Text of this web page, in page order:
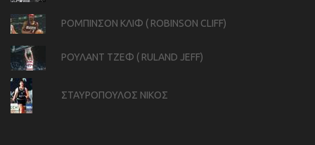
ΡΟΜΠΙΝΣΟΝ ΚΛΙΦ ( ROBINSON CLIFF)
ΡΟΥΛΑΝΤ ΤΖΕΦ ( RULAND JEFF)
ΣΤΑΥΡΟΠΟΥΛΟΣ ΝΙΚΟΣ